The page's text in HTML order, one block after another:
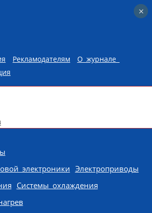
Рекламодателям
О журнале
электроники Электроприводы
Системы охлаждения
×
×